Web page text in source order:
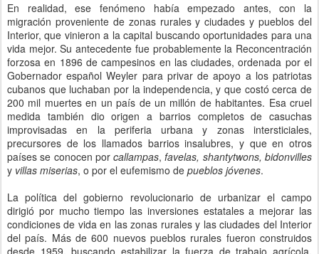
En realidad, ese fenómeno había empezado antes, con la
migración proveniente de zonas rurales y ciudades y pueblos del
Interior, que vinieron a la capital buscando oportunidades para una
vida mejor. Su antecedente fue probablemente la Reconcentración
forzosa en 1896 de campesinos en las ciudades, ordenada por el
Gobernador español Weyler para privar de apoyo a los patriotas
cubanos que luchaban por la independencia, y que costó cerca de
200 mil muertes en un país de un millón de habitantes. Esa cruel
medida también dio origen a barrios completos de casuchas
improvisadas en la periferia urbana y zonas intersticiales,
precursores de los llamados barrios insalubres, y que en otros
países se conocen porcallampas,favelas, shantytwons, bidonvilles
y villas miserias, o por el eufemismo de pueblos jóvenes.
La política del gobierno revolucionario de urbanizar el campo
dirigió por mucho tiempo las inversiones estatales a mejorar las
condiciones de vida en las zonas rurales y las ciudades del Interior
del país. Más de 600 nuevos pueblos rurales fueron construidos
desde 1959, buscando estabilizar la fuerza de trabajo agrícola,